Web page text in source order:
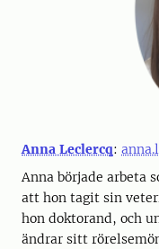
Anna Leclercq:
Anna började arbeta
att hon tagit sin
hon doktorand, och
ändrar sitt